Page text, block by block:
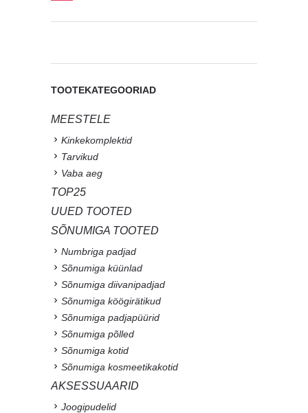
TOOTEKATEGOORIAD
MEESTELE
Kinkekomplektid
Tarvikud
Vaba aeg
TOP25
UUED TOOTED
SÕNUMIGA TOOTED
Numbriga padjad
Sõnumiga küünlad
Sõnumiga diivanipadjad
Sõnumiga köögirätikud
Sõnumiga padjapüürid
Sõnumiga põlled
Sõnumiga kotid
Sõnumiga kosmeetikakotid
AKSESSUAARID
Joogipudelid